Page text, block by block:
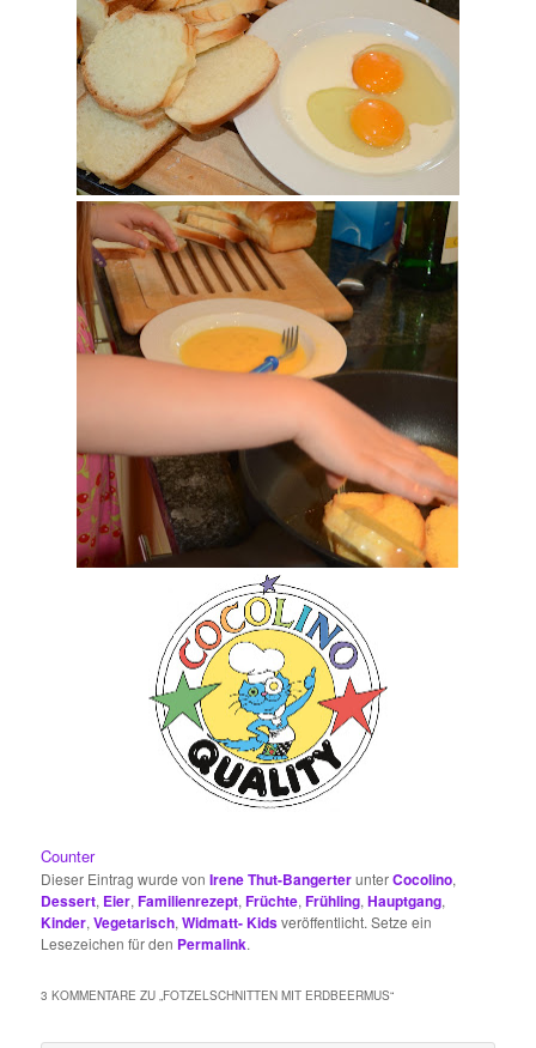
Counter
Dieser Eintrag wurde vonIrene Thut-BangerterunterCocolino,
Dessert, Eier,Familienrezept,Früchte,Frühling,Hauptgang,
Kinder,Vegetarisch,Widmatt- Kidsveröffentlicht. Setze ein
Lesezeichen für den Permalink.
3 KOMMENTARE ZU „FOTZELSCHNITTEN MIT ERDBEERMUS“